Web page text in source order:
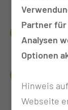
DEIN
PRAXIS
Partner für
Analysen
Optionen
Hinweis
Webseite